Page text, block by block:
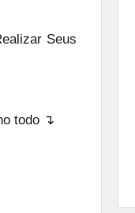
Seus
todo ↴